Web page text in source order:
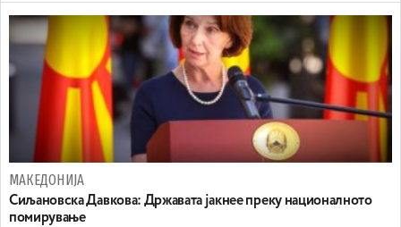
МАКЕДОНИЈА
Сиљановска Давкова: Државата јакнее преку националното
помирување